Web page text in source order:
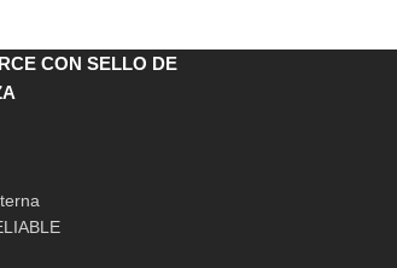
CON SELLO DE